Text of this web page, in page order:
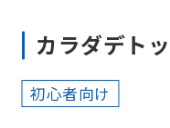
カラダデト
初心者向け